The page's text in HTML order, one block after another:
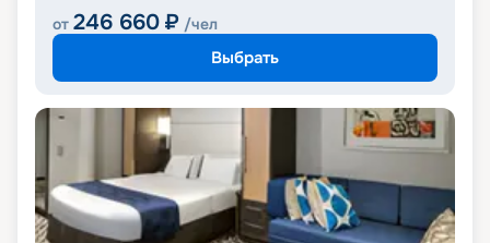
от 246 660 ₽ /чел
Выбрать